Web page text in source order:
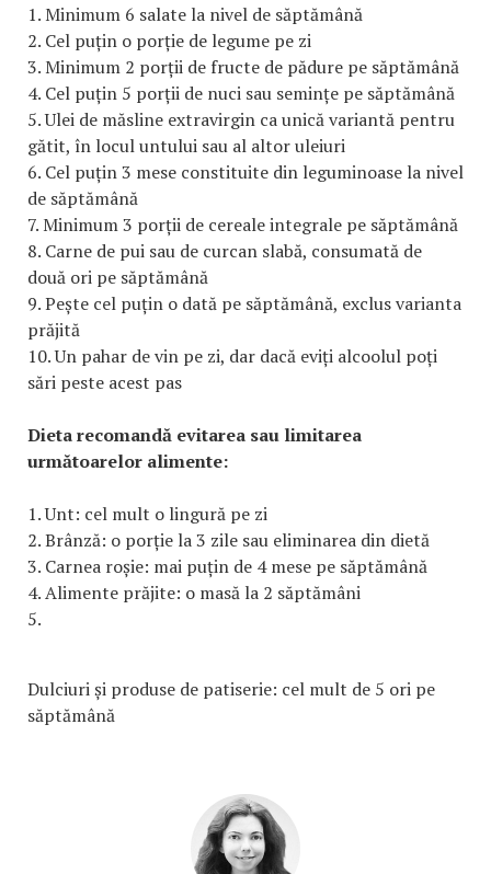
1. Minimum 6 salate la nivel de săptămână
2. Cel puțin o porție de legume pe zi
3. Minimum 2 porții de fructe de pădure pe săptămână
4. Cel puțin 5 porții de nuci sau semințe pe săptămână
5. Ulei de măsline extravirgin ca unică variantă pentru
gătit, în locul untului sau al altor uleiuri
6. Cel puțin 3 mese constituite din leguminoase la nivel
de săptămână
7. Minimum 3 porții de cereale integrale pe săptămână
8. Carne de pui sau de curcan slabă, consumată de
două ori pe săptămână
9. Pește cel puțin o dată pe săptămână, exclus varianta
prăjită
10. Un pahar de vin pe zi, dar dacă eviți alcoolul poți
sări peste acest pas
Dieta recomandă evitarea sau limitarea
următoarelor alimente:
1. Unt: cel mult o lingură pe zi
2. Brânză: o porție la 3 zile sau eliminarea din dietă
3. Carnea roșie: mai puțin de 4 mese pe săptămână
4. Alimente prăjite: o masă la 2 săptămâni
5.
Dulciuri și produse de patiserie: cel mult de 5 ori pe
săptămână